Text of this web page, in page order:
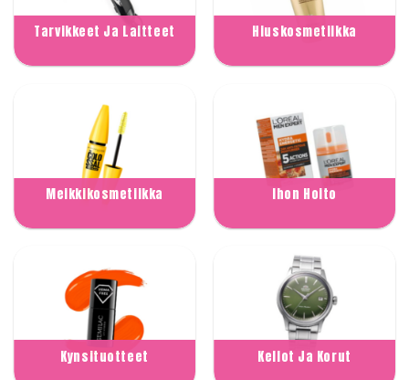
Tarvikkeet Ja Laitteet Hiuskosmetiikka
Meikkikosmetiikka Ihon Hoito
Kynsituotteet Kellot Ja Korut